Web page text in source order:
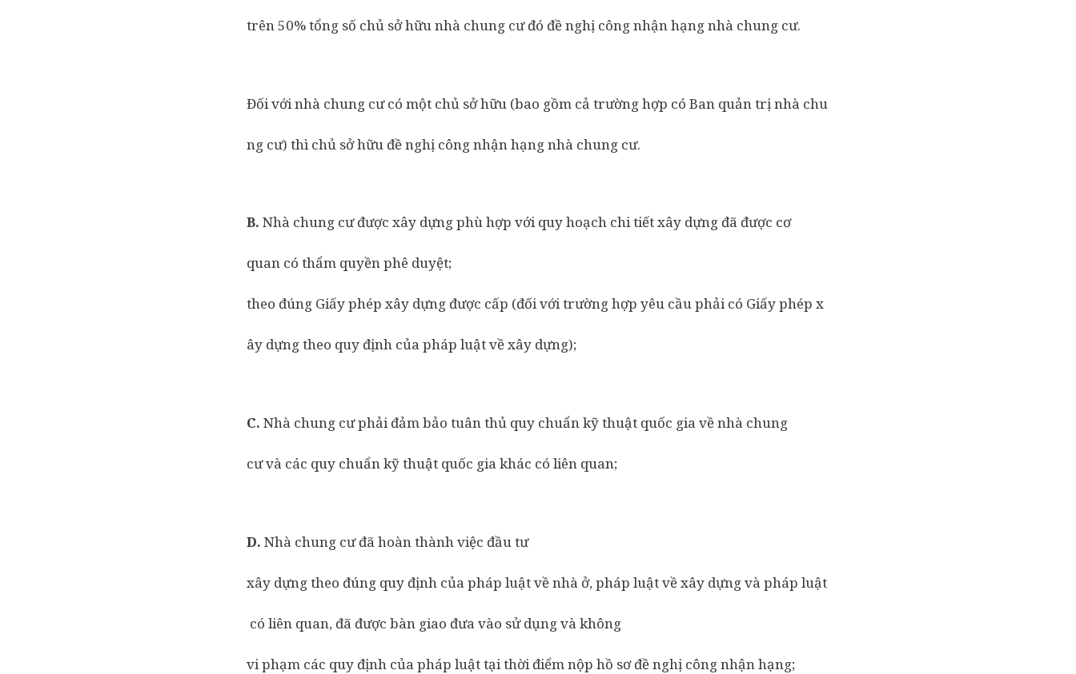
trên 50% tổng số chủ sở hữu nhà chung cư đó đề nghị công nhận hạng nhà chung cư.
Đối với nhà chung cư có một chủ sở hữu (bao gồm cả trường hợp có Ban quản trị nhà chu
ng cư) thì chủ sở hữu đề nghị công nhận hạng nhà chung cư.
B. Nhà chung cư được xây dựng phù hợp với quy hoạch chi tiết xây dựng đã được cơ
quan có thẩm quyền phê duyệt;
theo đúng Giấy phép xây dựng được cấp (đối với trường hợp yêu cầu phải có Giấy phép x
ây dựng theo quy định của pháp luật về xây dựng);
C. Nhà chung cư phải đảm bảo tuân thủ quy chuẩn kỹ thuật quốc gia về nhà chung
cư và các quy chuẩn kỹ thuật quốc gia khác có liên quan;
D. Nhà chung cư đã hoàn thành việc đầu tư
xây dựng theo đúng quy định của pháp luật về nhà ở, pháp luật về xây dựng và pháp luật
có liên quan, đã được bàn giao đưa vào sử dụng và không
vi phạm các quy định của pháp luật tại thời điểm nộp hồ sơ đề nghị công nhận hạng;